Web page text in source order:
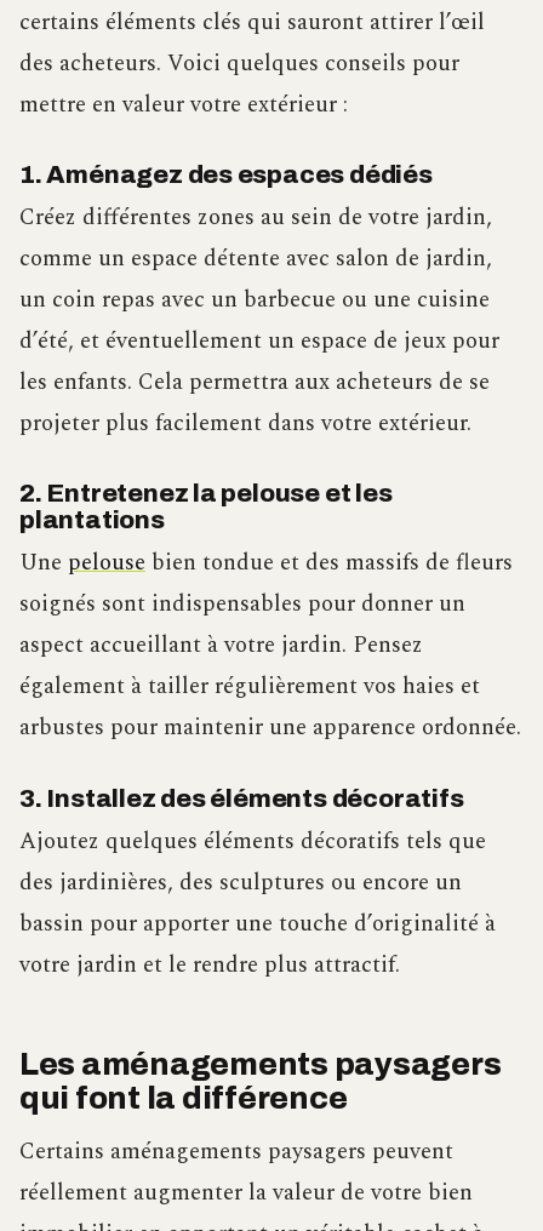
certains éléments clés qui sauront attirer l’œil
des acheteurs. Voici quelques conseils pour
mettre en valeur votre extérieur :
1. Aménagez des espaces dédiés
Créez différentes zones au sein de votre jardin,
comme un espace détente avec salon de jardin,
un coin repas avec un barbecue ou une cuisine
d’été, et éventuellement un espace de jeux pour
les enfants. Cela permettra aux acheteurs de se
projeter plus facilement dans votre extérieur.
2. Entretenez la pelouse et les
plantations
Une pelouse bien tondue et des massifs de fleurs
soignés sont indispensables pour donner un
aspect accueillant à votre jardin. Pensez
également à tailler régulièrement vos haies et
arbustes pour maintenir une apparence ordonnée.
3. Installez des éléments décoratifs
Ajoutez quelques éléments décoratifs tels que
des jardinières, des sculptures ou encore un
bassin pour apporter une touche d’originalité à
votre jardin et le rendre plus attractif.
Les aménagements paysagers
qui font la différence
Certains aménagements paysagers peuvent
réellement augmenter la valeur de votre bien